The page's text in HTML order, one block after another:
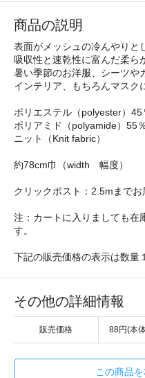
商品の説明
表面がメッシュの冷んやりと
吸収性と速乾性に富んだ柔ら
暑い季節のお洋服、シーツや
インテリア、もちろんマスク
ポリエステル（polyester）45
ポリアミド（polyamide）
ニット（Knit fabric）
約78cm巾（width 幅度）
クリックポスト：2.5mまでお
注：カートに入りましても在
す。
下記の販売価格の表示は数量
その他の詳細情報
販売価格 88円(本
この商品